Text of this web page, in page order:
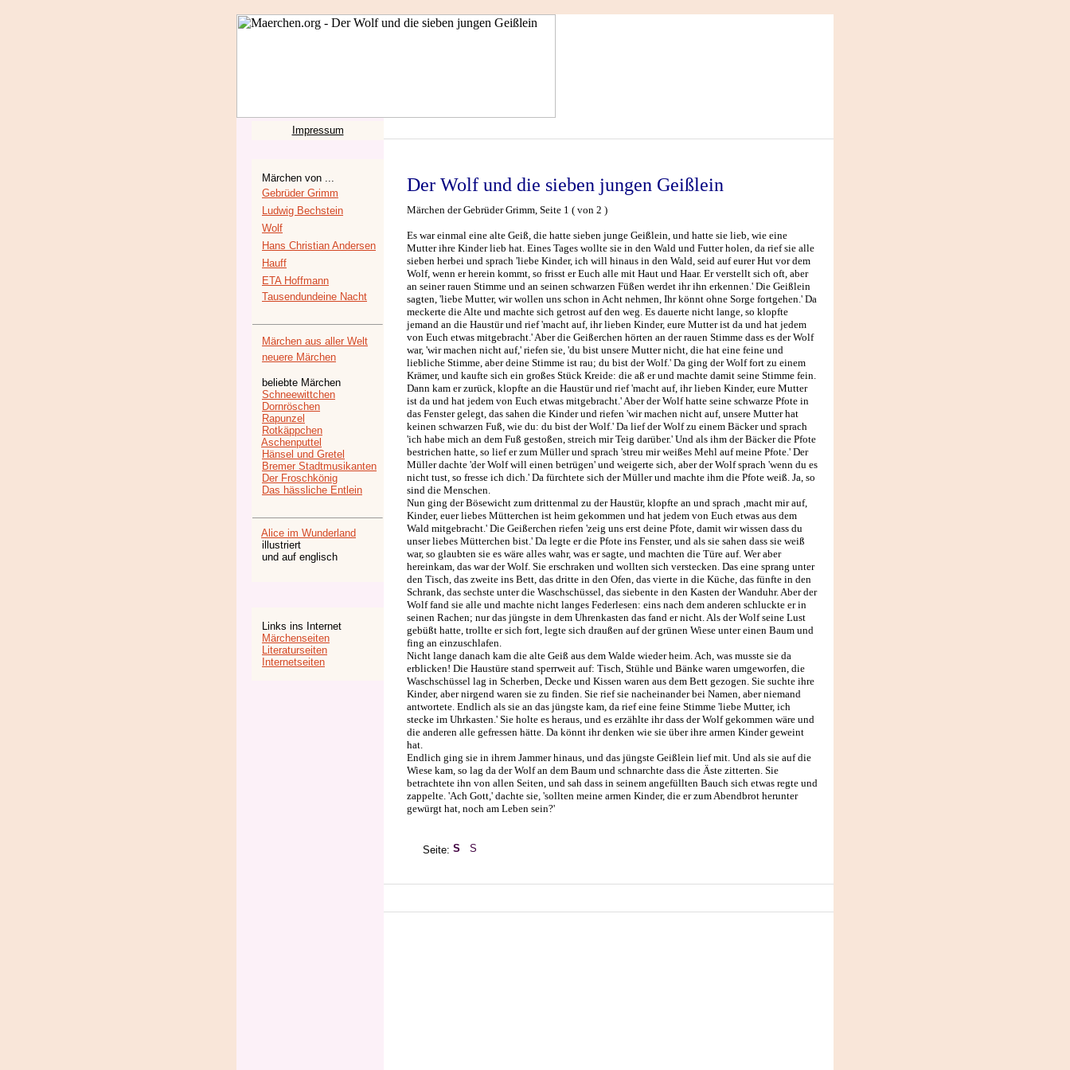
Impressum
Märchen von ...
Gebrüder Grimm
Ludwig Bechstein
Wolf
Hans Christian Andersen
Hauff
ETA Hoffmann
Tausendundeine Nacht
Märchen aus aller Welt
neuere Märchen
beliebte Märchen
Schneewittchen
Dornröschen
Rapunzel
Rotkäppchen
Aschenputtel
Hänsel und Gretel
Bremer Stadtmusikanten
Der Froschkönig
Das hässliche Entlein
Alice im Wunderland
illustriert
und auf englisch
Links ins Internet
Märchenseiten
Literaturseiten
Internetseiten
Der Wolf und die sieben jungen Geißlein
Märchen der Gebrüder Grimm, Seite 1 ( von 2 )
Es war einmal eine alte Geiß, die hatte sieben junge Geißlein, und hatte sie lieb, wie eine
Mutter ihre Kinder lieb hat. Eines Tages wollte sie in den Wald und Futter holen, da rief sie alle
sieben herbei und sprach 'liebe Kinder, ich will hinaus in den Wald, seid auf eurer Hut vor dem
Wolf, wenn er herein kommt, so frisst er Euch alle mit Haut und Haar. Er verstellt sich oft, aber
an seiner rauen Stimme und an seinen schwarzen Füßen werdet ihr ihn erkennen.' Die Geißlein
sagten, 'liebe Mutter, wir wollen uns schon in Acht nehmen, Ihr könnt ohne Sorge fortgehen.' Da
meckerte die Alte und machte sich getrost auf den weg. Es dauerte nicht lange, so klopfte
jemand an die Haustür und rief 'macht auf, ihr lieben Kinder, eure Mutter ist da und hat jedem
von Euch etwas mitgebracht.' Aber die Geißerchen hörten an der rauen Stimme dass es der Wolf
war, 'wir machen nicht auf,' riefen sie, 'du bist unsere Mutter nicht, die hat eine feine und
liebliche Stimme, aber deine Stimme ist rau; du bist der Wolf.' Da ging der Wolf fort zu einem
Krämer, und kaufte sich ein großes Stück Kreide: die aß er und machte damit seine Stimme fein.
Dann kam er zurück, klopfte an die Haustür und rief 'macht auf, ihr lieben Kinder, eure Mutter
ist da und hat jedem von Euch etwas mitgebracht.' Aber der Wolf hatte seine schwarze Pfote in
das Fenster gelegt, das sahen die Kinder und riefen 'wir machen nicht auf, unsere Mutter hat
keinen schwarzen Fuß, wie du: du bist der Wolf.' Da lief der Wolf zu einem Bäcker und sprach
'ich habe mich an dem Fuß gestoßen, streich mir Teig darüber.' Und als ihm der Bäcker die Pfote
bestrichen hatte, so lief er zum Müller und sprach 'streu mir weißes Mehl auf meine Pfote.' Der
Müller dachte 'der Wolf will einen betrügen' und weigerte sich, aber der Wolf sprach 'wenn du es
nicht tust, so fresse ich dich.' Da fürchtete sich der Müller und machte ihm die Pfote weiß. Ja, so
sind die Menschen.
Nun ging der Bösewicht zum drittenmal zu der Haustür, klopfte an und sprach ‚macht mir auf,
Kinder, euer liebes Mütterchen ist heim gekommen und hat jedem von Euch etwas aus dem
Wald mitgebracht.' Die Geißerchen riefen 'zeig uns erst deine Pfote, damit wir wissen dass du
unser liebes Mütterchen bist.' Da legte er die Pfote ins Fenster, und als sie sahen dass sie weiß
war, so glaubten sie es wäre alles wahr, was er sagte, und machten die Türe auf. Wer aber
hereinkam, das war der Wolf. Sie erschraken und wollten sich verstecken. Das eine sprang unter
den Tisch, das zweite ins Bett, das dritte in den Ofen, das vierte in die Küche, das fünfte in den
Schrank, das sechste unter die Waschschüssel, das siebente in den Kasten der Wanduhr. Aber der
Wolf fand sie alle und machte nicht langes Federlesen: eins nach dem anderen schluckte er in
seinen Rachen; nur das jüngste in dem Uhrenkasten das fand er nicht. Als der Wolf seine Lust
gebüßt hatte, trollte er sich fort, legte sich draußen auf der grünen Wiese unter einen Baum und
fing an einzuschlafen.
Nicht lange danach kam die alte Geiß aus dem Walde wieder heim. Ach, was musste sie da
erblicken! Die Haustüre stand sperrweit auf: Tisch, Stühle und Bänke waren umgeworfen, die
Waschschüssel lag in Scherben, Decke und Kissen waren aus dem Bett gezogen. Sie suchte ihre
Kinder, aber nirgend waren sie zu finden. Sie rief sie nacheinander bei Namen, aber niemand
antwortete. Endlich als sie an das jüngste kam, da rief eine feine Stimme 'liebe Mutter, ich
stecke im Uhrkasten.' Sie holte es heraus, und es erzählte ihr dass der Wolf gekommen wäre und
die anderen alle gefressen hätte. Da könnt ihr denken wie sie über ihre armen Kinder geweint
hat.
Endlich ging sie in ihrem Jammer hinaus, und das jüngste Geißlein lief mit. Und als sie auf die
Wiese kam, so lag da der Wolf an dem Baum und schnarchte dass die Äste zitterten. Sie
betrachtete ihn von allen Seiten, und sah dass in seinem angefüllten Bauch sich etwas regte und
zappelte. 'Ach Gott,' dachte sie, 'sollten meine armen Kinder, die er zum Abendbrot herunter
gewürgt hat, noch am Leben sein?'
Seite: